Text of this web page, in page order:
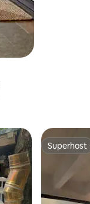
Superhost
Superhost